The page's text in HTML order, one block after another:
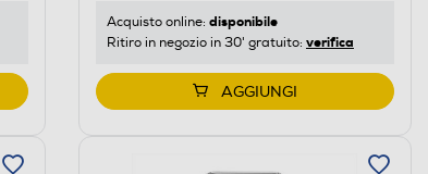
Acquisto online: disponibile
Ritiro in negozio in 30' gratuito: verifica
AGGIUNGI